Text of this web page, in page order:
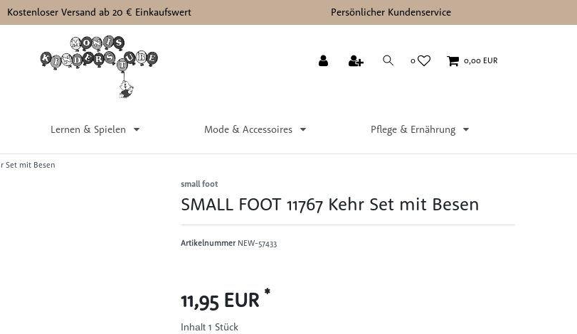
Kostenloser Versand ab 20 € Einkaufswert Persönlicher Kundenservice
0 0,00 EUR
Lernen & Spielen Mode & Accessoires Pflege & Ernährung
Set mit Besen
small foot
SMALL FOOT 11767 Kehr Set mit Besen
Artikelnummer NEW-57433
11,95 EUR *
Inhalt 1 Stück